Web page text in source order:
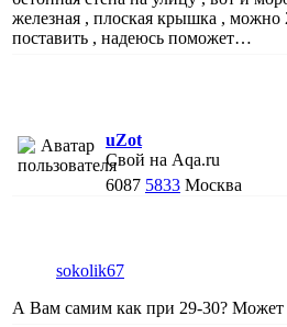
железная , плоская крышка , можно
поставить , надеюсь поможет…
uZot
Свой на Aqa.ru
6087 5833 Москва
sokolik67
А Вам самим как при 29-30? Может